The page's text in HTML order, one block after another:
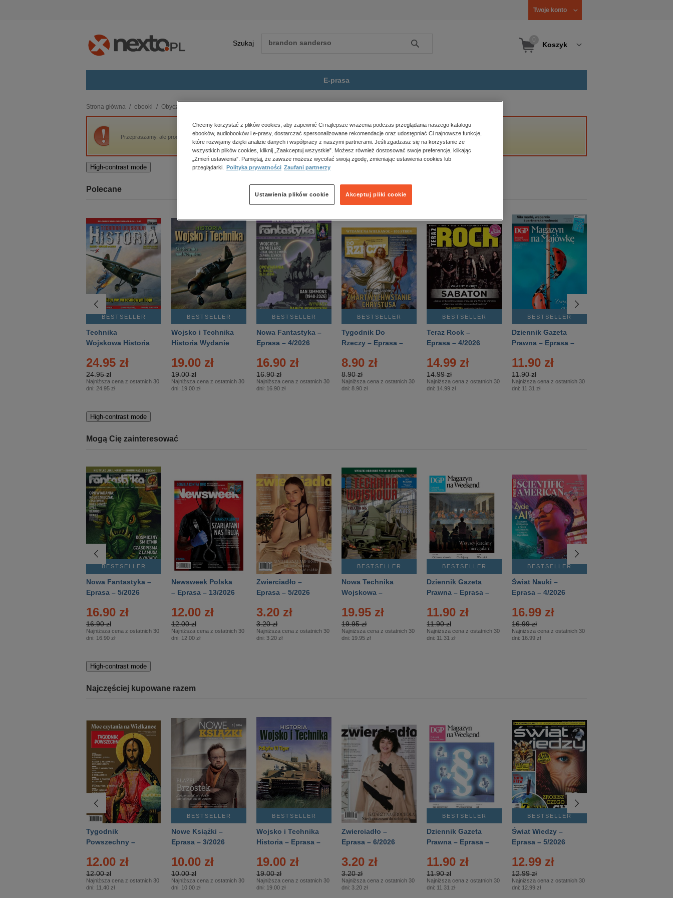
Twoje konto
Szukaj Szukaj Koszyk
E-prasa
budownictwo, aranżacja wnętrz
biznesowe, branżowe, gospodarka
darmowe wydania
edukacja
kobiece, lifestyle, kultura
polityka, społeczno-informacyjne
psychologiczne
inne
popularno-naukowe
historia
zdrowie
religie
Strona główna ebooki Obyczajowe
Przepraszamy, ale produkt „A Daughter of To-day” nie jest dostępny.
High-contrast mode
Polecane
BESTSELLER
Technika
Wojskowa Historia
24.95 zł
24.95 zł
Najniższa cena z ostatnich 30
dni: 24.95 zł
BESTSELLER
Wojsko i Technika
Historia Wydanie
– 2/2026
19.00 zł
19.00 zł
Najniższa cena z ostatnich 30
dni: 19.00 zł
BESTSELLER
Nowa Fantastyka –
Eprasa – 4/2026
16.90 zł
16.90 zł
Najniższa cena z ostatnich 30
dni: 16.90 zł
BESTSELLER
Tygodnik Do
Rzeczy – Eprasa –
8.90 zł
8.90 zł
Najniższa cena z ostatnich 30
dni: 8.90 zł
BESTSELLER
Teraz Rock –
Eprasa – 4/2026
14.99 zł
14.99 zł
Najniższa cena z ostatnich 30
dni: 14.99 zł
BESTSELLER
Dziennik Gazeta
Prawna – Eprasa –
11.90 zł
11.90 zł
Najniższa cena z ostatnich 30
dni: 11.31 zł
High-contrast mode
Mogą Cię zainteresować
BESTSELLER
Nowa Fantastyka –
Eprasa – 5/2026
16.90 zł
16.90 zł
Najniższa cena z ostatnich 30
dni: 16.90 zł
Newsweek Polska
– Eprasa – 13/2026
12.00 zł
12.00 zł
Najniższa cena z ostatnich 30
dni: 12.00 zł
Zwierciadło –
Eprasa – 5/2026
3.20 zł
3.20 zł
Najniższa cena z ostatnich 30
dni: 3.20 zł
BESTSELLER
Nowa Technika
Wojskowa –
19.95 zł
19.95 zł
Najniższa cena z ostatnich 30
dni: 19.95 zł
BESTSELLER
Dziennik Gazeta
Prawna – Eprasa –
11.90 zł
11.90 zł
Najniższa cena z ostatnich 30
dni: 11.31 zł
BESTSELLER
Świat Nauki –
Eprasa – 4/2026
16.99 zł
16.99 zł
Najniższa cena z ostatnich 30
dni: 16.99 zł
High-contrast mode
Najczęściej kupowane razem
Tygodnik
Powszechny –
12.00 zł
12.00 zł
Najniższa cena z ostatnich 30
dni: 11.40 zł
BESTSELLER
Nowe Książki –
Eprasa – 3/2026
10.00 zł
10.00 zł
Najniższa cena z ostatnich 30
dni: 10.00 zł
BESTSELLER
Wojsko i Technika
Historia – Eprasa –
19.00 zł
19.00 zł
Najniższa cena z ostatnich 30
dni: 19.00 zł
Zwierciadło –
Eprasa – 6/2026
3.20 zł
3.20 zł
Najniższa cena z ostatnich 30
dni: 3.20 zł
BESTSELLER
Dziennik Gazeta
Prawna – Eprasa –
11.90 zł
11.90 zł
Najniższa cena z ostatnich 30
dni: 11.31 zł
BESTSELLER
Świat Wiedzy –
Eprasa – 5/2026
12.99 zł
12.99 zł
Najniższa cena z ostatnich 30
dni: 12.99 zł
Chcemy korzystać z plików cookies, aby zapewnić Ci najlepsze wrażenia podczas przeglądania naszego katalogu
ebooków, audiobooków i e-prasy, dostarczać spersonalizowane rekomendacje oraz udostępniać Ci najnowsze funkcje,
które rozwijamy dzięki analizie danych i współpracy z naszymi partnerami. Jeśli zgadzasz się na korzystanie ze
wszystkich plików cookies, kliknij „Zaakceptuj wszystkie”. Możesz również dostosować swoje preferencje, klikając
„Zmień ustawienia”. Pamiętaj, że zawsze możesz wycofać swoją zgodę, zmieniając ustawienia cookies lub
przeglądarki.
Polityka prywatności Zaufani partnerzy
Akceptuj pliki cookie
Ustawienia plików cookie